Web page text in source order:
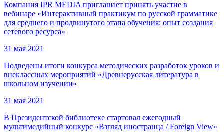
Компания IPR MEDIA приглашает принять участие в
вебинаре «Интерактивный практикум по русской грамматике
для среднего и продвинутого этапа обучения: опыт создания
сетевого ресурса»
31 мая 2021
Подведены итоги конкурса методических разработок уроков и
внеклассных мероприятий «Древнерусская литература в
школьном изучении»
31 мая 2021
В Президентской библиотеке стартовал ежегодный
мультимедийный конкурс «Взгляд иностранца / Foreign View»